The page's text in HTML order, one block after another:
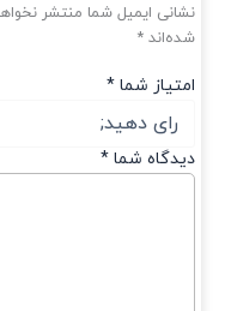
ایمیل شما منتشر نخواهد شد.
*
شما*
شما*